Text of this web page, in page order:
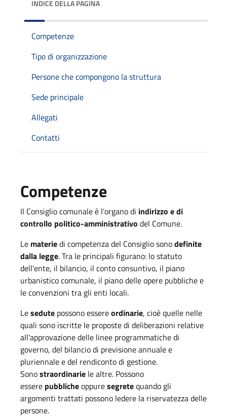
INDICE DELLA PAGINA
Competenze
Tipo di organizzazione
Persone che compongono la struttura
Sede principale
Allegati
Contatti
Competenze
Il Consiglio comunale è l'organo di indirizzo e di
controllo politico-amministrativo del Comune.
Le materiedi competenza del Consiglio sonodefinite
dalla legge. Tra le principali figurano: lo statuto
dell'ente, il bilancio, il conto consuntivo, il piano
urbanistico comunale, il piano delle opere pubbliche e
le convenzioni tra gli enti locali.
Lesedute possono essereordinarie, cioè quelle nelle
quali sono iscritte le proposte di deliberazioni relative
all'approvazione delle linee programmatiche di
governo, del bilancio di previsione annuale e
pluriennale e del rendiconto di gestione.
Sonostraordinarie le altre. Possono
essere pubblicheoppuresegretequando gli
argomenti trattati possono ledere la riservatezza delle
persone.